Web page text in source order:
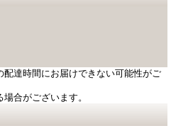
達時間にお届けできない可能性がご
合がございます。